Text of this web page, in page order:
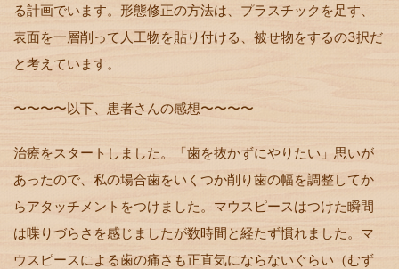
る計画でいます。形態修正の方法は、プラスチックを足す、
表面を一層削って人工物を貼り付ける、被せ物をするの3択だ
と考えています。
〜〜〜〜以下、患者さんの感想〜〜〜〜
治療をスタートしました。「歯を抜かずにやりたい」思いが
あったので、私の場合歯をいくつか削り歯の幅を調整してか
らアタッチメントをつけました。マウスピースはつけた瞬間
は喋りづらさを感じましたが数時間と経たず慣れました。マ
ウスピースによる歯の痛さも正直気にならないぐらい（むず